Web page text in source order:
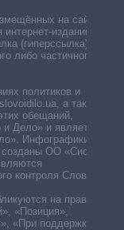
на сайте,
изданий —
(гиперссылка)
либо частичного
политиков и
а также
обещаний,
Дело» и является
Инфографики,
ОО «Система
контроля Слово и
на правах
«Позиция»,
«При поддержке».